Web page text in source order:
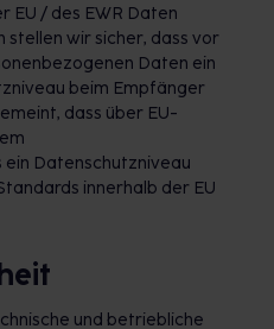
EU / des EWR Daten
stellen wir sicher, dass vor
Daten ein
beim Empfänger
dass über EU-
ein Datenschutzniveau
innerhalb der EU
und betriebliche